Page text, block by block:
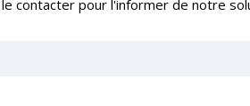
contacter pour l'informer de notre